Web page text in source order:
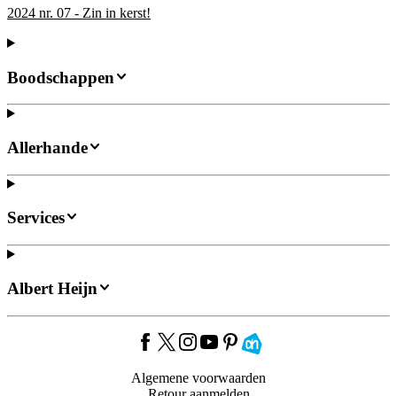
2024 nr. 07 - Zin in kerst!
Boodschappen
Allerhande
Services
Albert Heijn
Algemene voorwaarden